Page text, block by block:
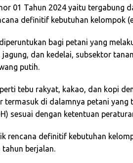
01 Tahun 2024 yaitu tergabung
definitif kebutuhan kelompok
bagi petani yang
dan kedelai, subsektor
putih.
tebu rakyat, kakao, dan kopi
termasuk di dalamnya petani yang
sesuai dengan ketentuan
rencana definitif kebutuhan
berjalan.